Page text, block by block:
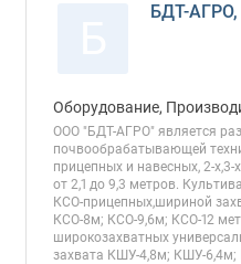
БДТ-
Оборудование,
ООО "БДТ-АГРО" является
почвообрабатывающей
прицепных и навесных, 2-
от 2,1 до 9,3 метров.
КСО-прицепных,шириной
КСО-8м; КСО-9,6м; КСО-12
широкозахватных
захвата КШУ-4,8м; КШУ-